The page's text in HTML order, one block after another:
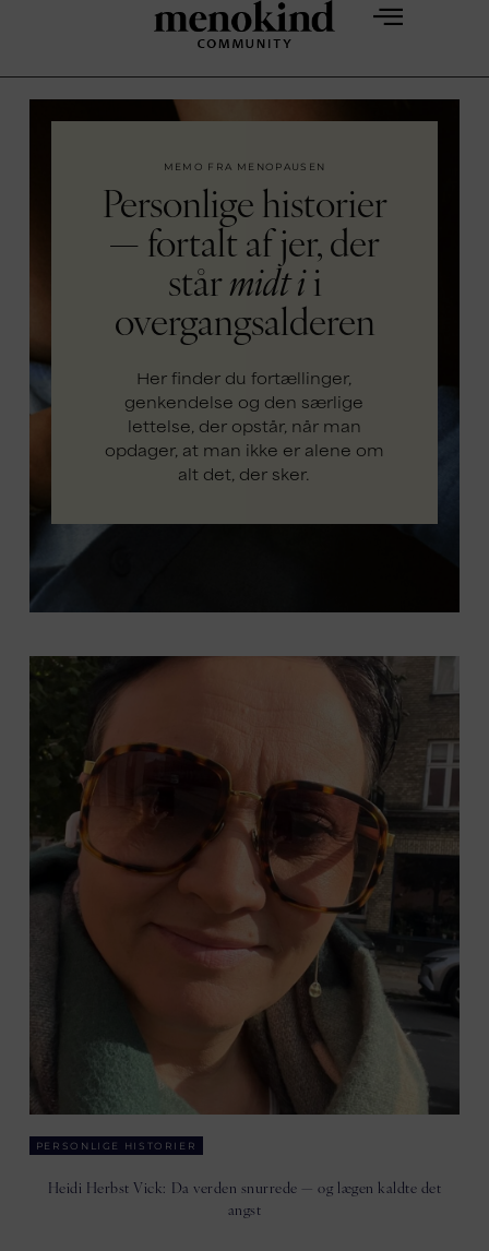
MEMO FRA MENOPAUSEN
Personlige historier
— fortalt af jer, der
stårmidt ii
overgangsalderen
Her finder du fortællinger,
genkendelse og den særlige
lettelse, der opstår, når man
opdager, at man ikke er alene om
alt det, der sker.
PERSONLIGE HISTORIER
Heidi Herbst Vick: Da verden snurrede — og lægen kaldte det
angst